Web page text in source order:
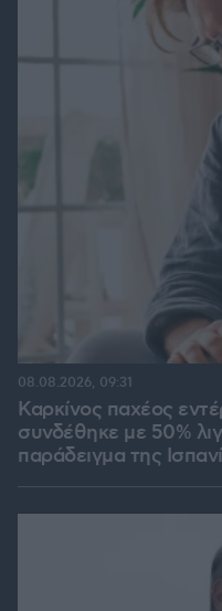
Καρκίνος παχέος
συνδέθηκε με 50%
παράδειγμα της
08.08.2026, 09:31